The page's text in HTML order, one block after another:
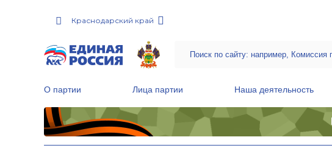
Краснодарский край
О партии Лица партии Наша деятельность